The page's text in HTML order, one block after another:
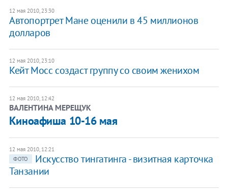
12 мая 2010, 23:30
Автопортрет Мане оценили в 45 миллионов
долларов
12 мая 2010, 23:10
Кейт Мосс создаст группу со своим женихом
12 мая 2010, 12:42
ВАЛЕНТИНА МЕРЕЩУК
Киноафиша 10-16 мая
12 мая 2010, 12:21
ФОТО
Искусство тингатинга - визитная карточка
Танзании